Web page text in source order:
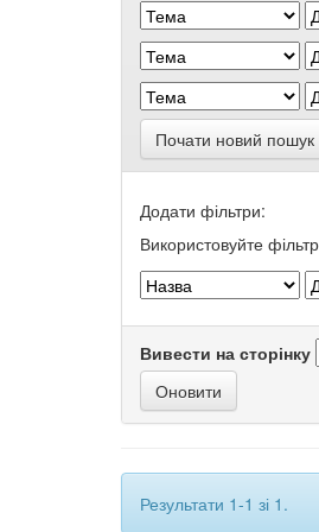
Почати новий пошук
Додати фільтри:
Використовуйте
Вивести на сторінку
Результати 1-1 зі 1.